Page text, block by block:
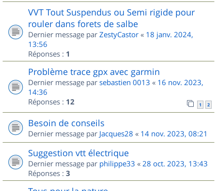
VVT Tout Suspendus ou Semi rigide pour
rouler dans forets de salbe
Dernier message par ZestyCastor « 18 janv. 2024,
13:56
Réponses : 1
Problème trace gpx avec garmin
Dernier message par sebastien 0013 « 16 nov. 2023,
14:36
Réponses : 12 1 2
Besoin de conseils
Dernier message par Jacques28 « 14 nov. 2023, 08:21
Suggestion vtt électrique
Dernier message par philippe33 « 28 oct. 2023, 13:43
Réponses : 3